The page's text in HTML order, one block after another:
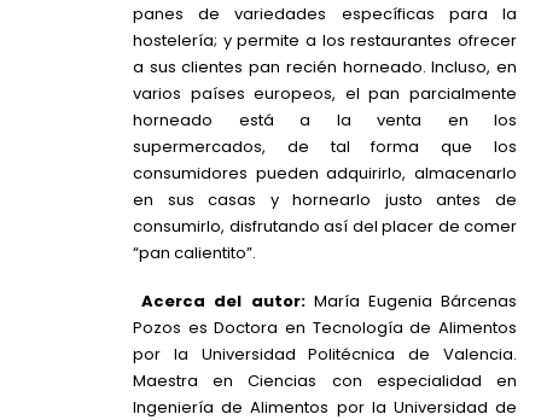
panes de variedades específicas para la
hostelería; y permite a los restaurantes ofrecer
a sus clientes pan recién horneado. Incluso, en
varios países europeos, el pan parcialmente
horneado está a la venta en los
supermercados, de tal forma que los
consumidores pueden adquirirlo, almacenarlo
en sus casas y hornearlo justo antes de
consumirlo, disfrutando así del placer de comer
“pan calientito”.
Acerca del autor:María Eugenia Bárcenas
Pozos es Doctora en Tecnología de Alimentos
por la Universidad Politécnica de Valencia.
Maestra en Ciencias con especialidad en
Ingeniería de Alimentos por la Universidad de